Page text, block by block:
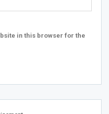
in this browser for the